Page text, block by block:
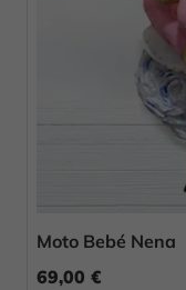
Moto Bebé Nena
69,00 €